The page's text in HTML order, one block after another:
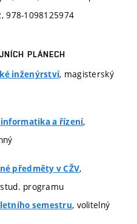
978-1098125974
PLÁNECH
inženýrství, magisterský
informatika a řízení,
předměty v CŽV,
programu
letního semestru, volitelný